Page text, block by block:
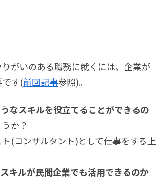
がいのある職務に就くには、企業が
す(前回記事参照)。
なスキルを役立てることができるの
か？
(コンサルタント)として仕事をする上
キルが民間企業でも活用できるのか